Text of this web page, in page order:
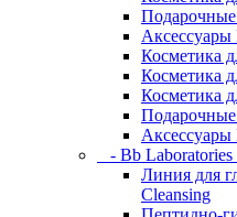
Аксессуары
Косметика
Косметика
Косметика
Аксессуары
- Bb
Линия для
Cleansing